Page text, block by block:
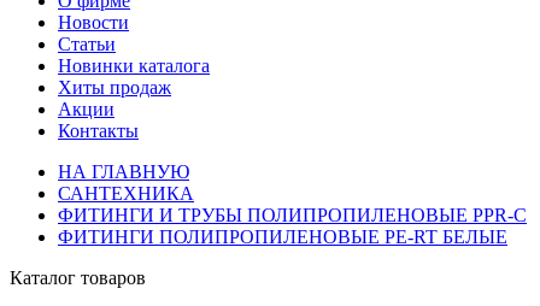
Новости
Статьи
Новинки каталога
Хиты продаж
Акции
Контакты
НА ГЛАВНУЮ
САНТЕХНИКА
ФИТИНГИ И ТРУБЫ ПОЛИПРОПИЛЕНОВЫЕ PPR-C
ФИТИНГИ ПОЛИПРОПИЛЕНОВЫЕ PE-RT БЕЛЫЕ
Каталог товаров